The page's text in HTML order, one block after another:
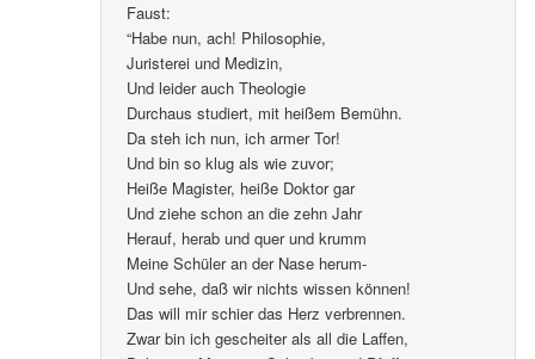
Faust:
“Habe nun, ach! Philosophie,
Juristerei und Medizin,
Und leider auch Theologie
Durchaus studiert, mit heißem Bemühn.
Da steh ich nun, ich armer Tor!
Und bin so klug als wie zuvor;
Heiße Magister, heiße Doktor gar
Und ziehe schon an die zehn Jahr
Herauf, herab und quer und krumm
Meine Schüler an der Nase herum-
Und sehe, daß wir nichts wissen können!
Das will mir schier das Herz verbrennen.
Zwar bin ich gescheiter als all die Laffen,